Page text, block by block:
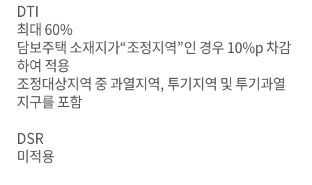
DTI
최대 60%
담보주택 소재지가“조정지역”인 경우10%p차감
하여 적용
조정대상지역 중 과열지역, 투기지역 및 투기과열
지구를 포함
DSR
미적용